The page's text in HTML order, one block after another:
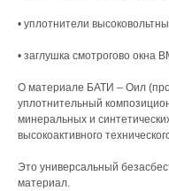
• уплотнители
• заглушка смотрогово окна
О материале БАТИ – Оил
уплотнительный
минеральных и
высокоактивного
Это универсальный
материал.